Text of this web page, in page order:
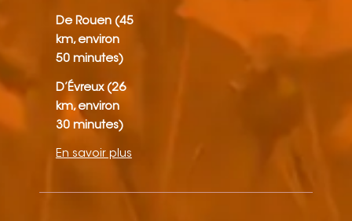
De Rouen (45
km, environ
50 minutes)
D’Évreux (26
km, environ
30 minutes)
En savoir plus